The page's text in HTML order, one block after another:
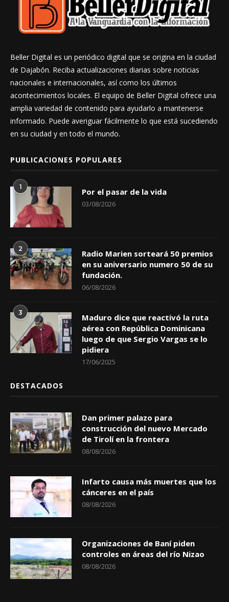
Beller Digital es un periódico digital que se origina en la ciudad
de Dajabón. Reciba actualizaciones diarias sobre noticias
nacionales e internacionales, así como los últimos
acontecimientos locales. El equipo de Beller Digital ofrece una
amplia variedad de contenido para ayudarlo a mantenerse
informado. Puede averiguar fácilmente lo que está sucediendo
en su ciudad y en todo el mundo.
PUBLICACIONES POPULARES
1 Por el pasar de la vida
03/08/2026
2
Radio Marien sorteará 50 premios
en su aniversario numero 50 de su
fundación.
06/08/2026
3
Maduro dice que reactivó la ruta
aérea con República Dominicana
luego de que Sergio Vargas se lo
pidiera
17/06/2025
DESTACADOS
Dan primer palazo para
construcción del nuevo Mercado
de Tirolí en la frontera
08/08/2026
Infarto causa más muertes que los
cánceres en el país
08/08/2026
Organizaciones de Baní piden
controles en áreas del río Nizao
08/08/2026